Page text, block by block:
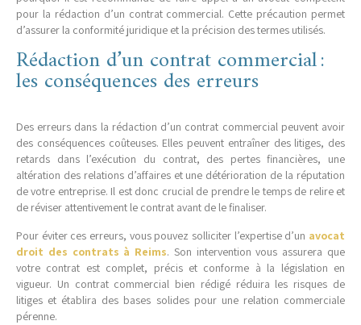
pour la rédaction d’un contrat commercial. Cette précaution permet
d’assurer la conformité juridique et la précision des termes utilisés.
Rédaction d’un contrat commercial :
les conséquences des erreurs
Des erreurs dans la rédaction d’un contrat commercial peuvent avoir
des conséquences coûteuses. Elles peuvent entraîner des litiges, des
retards dans l’exécution du contrat, des pertes financières, une
altération des relations d’affaires et une détérioration de la réputation
de votre entreprise. Il est donc crucial de prendre le temps de relire et
de réviser attentivement le contrat avant de le finaliser.
Pour éviter ces erreurs, vous pouvez solliciter l’expertise d’un avocat
droit des contrats à Reims. Son intervention vous assurera que
votre contrat est complet, précis et conforme à la législation en
vigueur. Un contrat commercial bien rédigé réduira les risques de
litiges et établira des bases solides pour une relation commerciale
pérenne.